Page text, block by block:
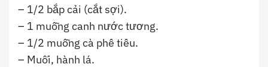
– 1/2 bắp cải (cắt sợi).
– 1 muỗng canh nước tương.
– 1/2 muỗng cà phê tiêu.
– Muối, hành lá.